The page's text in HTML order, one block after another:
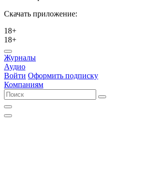
Скачать приложение:
18+
18+
Журналы
Аудио
Войти Оформить подписку
Компаниям